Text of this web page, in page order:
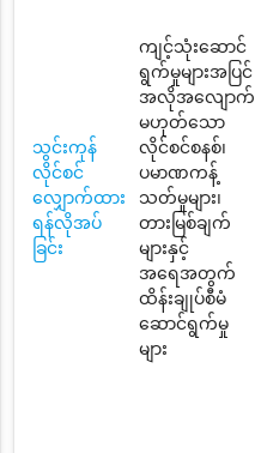
သွင်းကုန်
လိုင်စင်
လျှောက်ထား
ရန်လိုအပ်
ခြင်း
ကျင့်သုံးဆောင်
ရွက်မှုများအပြင်
အလိုအလျောက်
မဟုတ်သော
လိုင်စင်စနစ်၊
ပမာဏကန့်
သတ်မှုများ၊
တားမြစ်ချက်
များနှင့်
အရေအတွက်
ထိန်းချုပ်စီမံ
ဆောင်ရွက်မှု
များ